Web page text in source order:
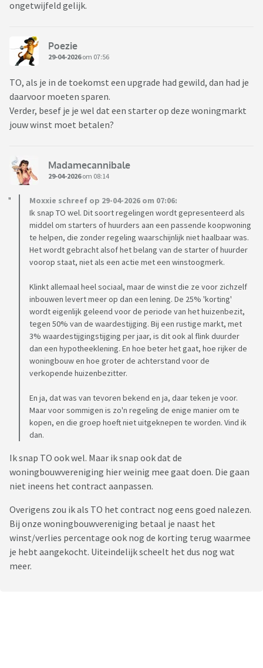
de arbeidsmarkt. En ik heb het nu dus over het kopen van een
gelijkwaardige woning, laat staan dat je een volgende stap
Wanneer je contact opneemt met de woningbouwvereniging
krijg je te horen dat je hier nou eenmaal voor hebt getekend.
Niemand had zich in 2013 kunnen bedenken hoe de
hebben ze niet gehoord. Ondertussen maken zij wél op
iedere woning die aan hun terug wordt verkocht 50% winst
op basis van de huidige taxatiewaarde, tel uit hun winst dus.
Ook met betrekking tot de verbeteringen die je in de
tussentijd aan hebt gebracht in de woning, zo heb ik mijn
volledige badkamer laten renoveren en nog veel meer
dingen laten doen, wordt zeer aanmatigend gereageerd. Dit
werd aan de telefoon, nog voordat ze de verbeteringen
hadden gezien, vergeleken met de waardestijging wanneer je
iets verbeterd aan een tweedehands auto. Ze stellen zich dus
zeer commercieel op, wat ik niet verwacht had van een
woningbouwvereniging.
Ik ben dus benieuwd of er meer mensen zijn die hier
tegenaan lopen?
ongetwijfeld gelijk.
Poezie
29-04-2026om 07:56
TO, als je in de toekomst een upgrade had gewild, dan had je
daarvoor moeten sparen.
Verder, besef je je wel dat een starter op deze woningmarkt
jouw winst moet betalen?
Madamecannibale
29-04-2026om 08:14
Moxxie schreef op 29-04-2026 om 07:06:
Ik snap TO wel. Dit soort regelingen wordt gepresenteerd als
middel om starters of huurders aan een passende koopwoning
te helpen, die zonder regeling waarschijnlijk niet haalbaar was.
Het wordt gebracht alsof het belang van de starter of huurder
voorop staat, niet als een actie met een winstoogmerk.
Klinkt allemaal heel sociaal, maar de winst die ze voor zichzelf
inbouwen levert meer op dan een lening. De 25% 'korting'
wordt eigenlijk geleend voor de periode van het huizenbezit,
tegen 50% van de waardestijging. Bij een rustige markt, met
3% waardestijgingstijging per jaar, is dit ook al flink duurder
dan een hypotheeklening. En hoe beter het gaat, hoe rijker de
woningbouw en hoe groter de achterstand voor de
verkopende huizenbezitter.
En ja, dat was van tevoren bekend en ja, daar teken je voor.
Maar voor sommigen is zo'n regeling de enige manier om te
kopen, en die groep hoeft niet uitgeknepen te worden. Vind ik
dan.
Ik snap TO ook wel. Maar ik snap ook dat de
woningbouwvereniging hier weinig mee gaat doen. Die gaan
niet ineens het contract aanpassen.
Overigens zou ik als TO het contract nog eens goed nalezen.
Bij onze woningbouwvereniging betaal je naast het
winst/verlies percentage ook nog de korting terug waarmee
je hebt aangekocht. Uiteindelijk scheelt het dus nog wat
meer.